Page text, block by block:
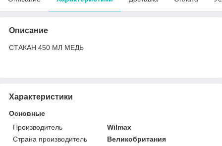
Описание
СТАКАН 450 МЛ МЕДЬ
Характеристики
Основные
Производитель
Wilmax
Страна производитель
Великобритания